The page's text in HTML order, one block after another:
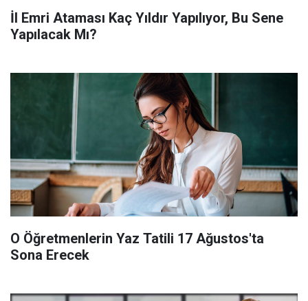
İl Emri Ataması Kaç Yıldır Yapılıyor, Bu Sene
Yapılacak Mı?
O Öğretmenlerin Yaz Tatili 17 Ağustos'ta
Sona Erecek